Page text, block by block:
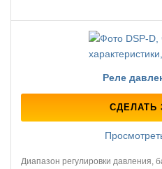
Реле
СДЕЛАТЬ
Диапазон регулировки давления,